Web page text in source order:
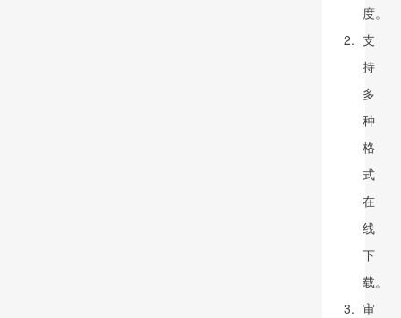
度。
支
持
多
种
格
式
在
线
下
载。
审